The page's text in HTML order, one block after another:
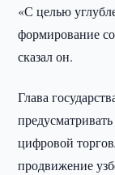
«С целью
формирование
сказал он.
Глава
цифровой
продвижение